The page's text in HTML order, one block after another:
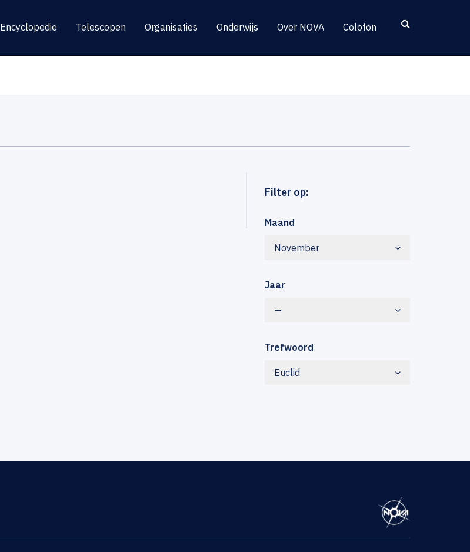
Encyclopedie Telescopen Organisaties Onderwijs Over NOVA Colofon
Filter op:
Maand
November
Jaar
—
Trefwoord
Euclid